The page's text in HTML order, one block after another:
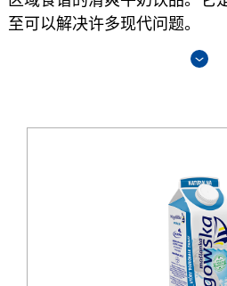
至可以解决许多现代问题。